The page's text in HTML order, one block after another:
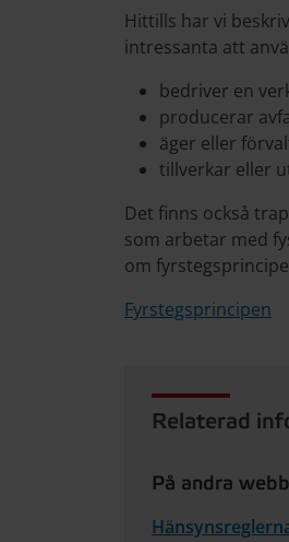
Hittills har vi
intressanta att
bedriver en
producerar
äger eller
tillverkar eller
Det finns också
som arbetar med
om
Fyrstegsprincipen
Relaterad
På andra